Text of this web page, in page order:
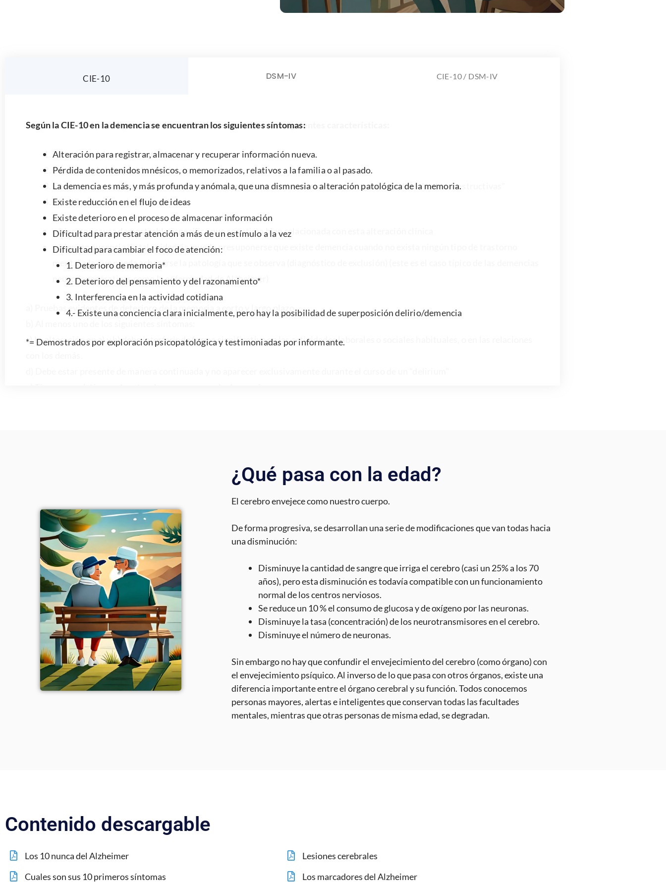
CIE-10 DSM-IV CIE-10 / DSM-IV
1. Deterioro de memoria*
2. Deterioro del pensamiento y del razonamiento*
3. Interferencia en la actividad cotidiana
4.- Existe una conciencia clara inicialmente, pero hay la posibilidad de superposición delirio/demencia
Según la DSM-IV para dignosticar demencia tienen que darse las siguientes características:
Deterioro del pensamiento abstracto
Deterioro de la capacidad del juicio
Otros trastornos de las funciones corticales posteriores, como afasia, apraxia, agnosia y "dificultades constructivas"
Modificaciones en la personalidad:
o bien una causa demostrable específica que se estima bien relacionada con esta alteración clínica
o bien, en ausencia de tal evidencia, puede presuponerse que existe demencia cuando no exista ningún tipo de trastorno
mental a la que pueda achacarse la patología que se observa (diagnóstico de exclusión) (este es el caso típico de las demencias
neurodegenerativas como la enfermedad de Alzheimer)
a) Pruebas evidentes de deterioro de la memoria a corto y largo plazo.
c) La alteración en a) y b) debe interferir de forma significativa en las actividades laborales o sociales habituales, o en las relaciones
¿Qué pasa con la edad?
El cerebro envejece como nuestro cuerpo.
De forma progresiva, se desarrollan una serie de modificaciones que van todas hacia
una disminución:
Disminuye la cantidad de sangre que irriga el cerebro (casi un 25% a los 70
años), pero esta disminución es todavía compatible con un funcionamiento
normal de los centros nerviosos.
Disminuye la tasa (concentración) de los neurotransmisores en el cerebro.
Disminuye el número de neuronas.
Sin embargo no hay que confundir el envejecimiento del cerebro (como órgano) con
el envejecimiento psíquico. Al inverso de lo que pasa con otros órganos, existe una
Contenido descargable